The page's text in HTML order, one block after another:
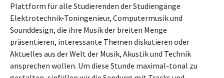
Plattform für alle Studierenden der Studiengänge
Elektrotechnik-Toningenieur, Computermusik und
Sounddesign, die ihre Musik der breiten Menge
präsentieren, interessante Themen diskutieren oder
Aktuelles aus der Welt der Musik, Akustik und Technik
ansprechen wollen. Um diese Stunde maximal-tonal zu